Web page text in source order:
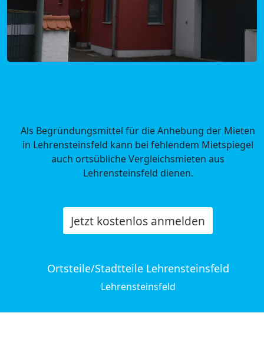
Als Begründungsmittel für die Anhebung der Mieten
in Lehrensteinsfeld kann bei fehlendem Mietspiegel
auch ortsübliche Vergleichsmieten aus
Lehrensteinsfeld dienen.
Jetzt kostenlos anmelden
Ortsteile/Stadtteile Lehrensteinsfeld
Lehrensteinsfeld